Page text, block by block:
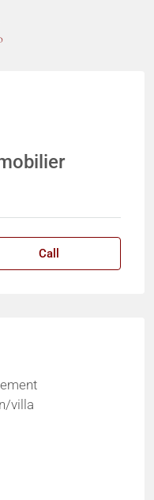
Call
villa